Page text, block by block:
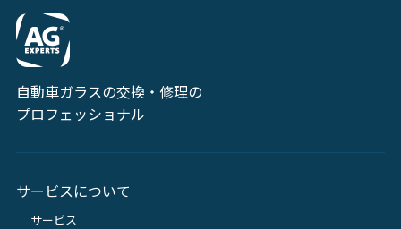
自動車ガラスの交換・修理の
プロフェッショナル
サービスについて
サービス